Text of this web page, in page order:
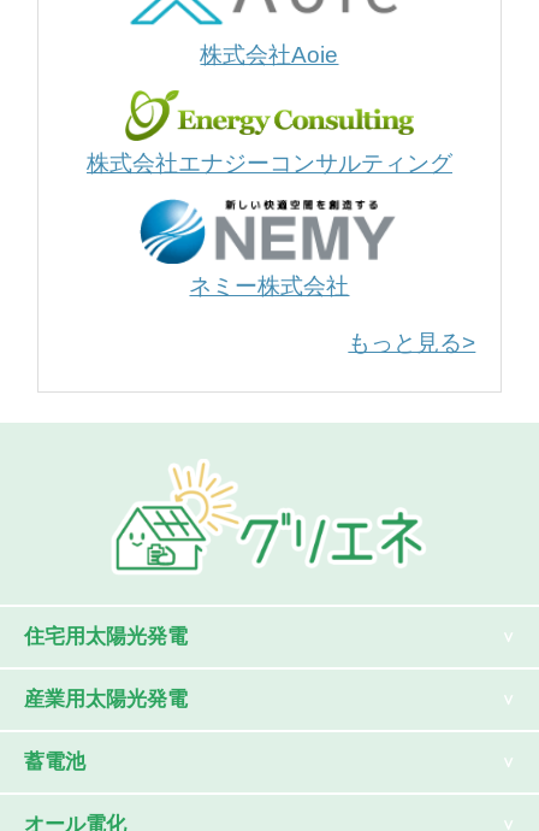
株式会社Aoie
株式会社エナジーコンサルティング
ネミー株式会社
もっと見る>
住宅用太陽光発電
産業用太陽光発電
蓄電池
オール電化